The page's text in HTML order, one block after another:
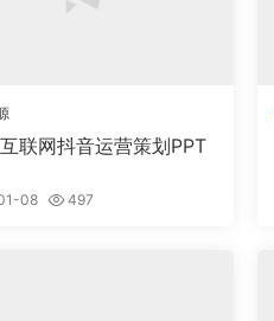
联网抖音运营策划PPT
08 497